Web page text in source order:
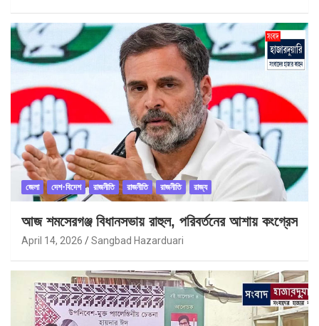
জেলা দেশ-বিদেশ রাজনীতি রাজনীতি রাজনীতি রাজ্য
আজ শমসেরগঞ্জ বিধানসভায় রাহুল, পরিবর্তনের আশায় কংগ্রেস
April 14, 2026 Sangbad Hazarduari